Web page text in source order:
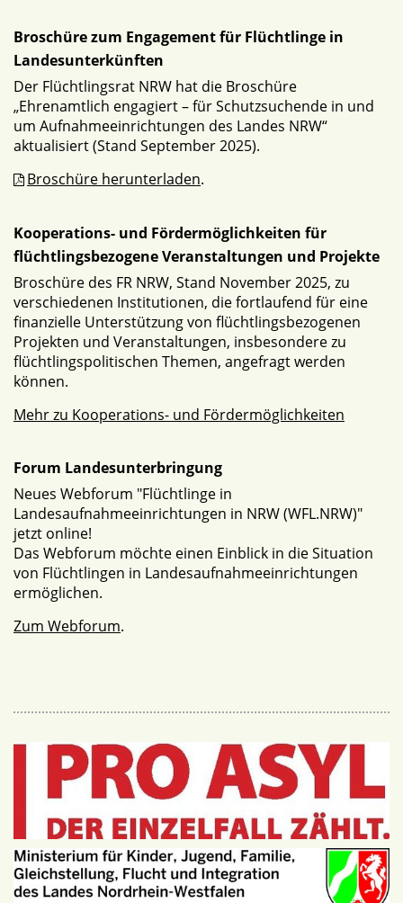
Broschüre zum Engagement für Flüchtlinge in
Landesunterkünften
Der Flüchtlingsrat NRW hat die Broschüre
„Ehrenamtlich engagiert – für Schutzsuchende in und
um Aufnahmeeinrichtungen des Landes NRW“
aktualisiert (Stand September 2025).
Broschüre herunterladen.
Kooperations- und Fördermöglichkeiten für
flüchtlingsbezogene Veranstaltungen und Projekte
Broschüre des FR NRW, Stand November 2025, zu
verschiedenen Institutionen, die fortlaufend für eine
finanzielle Unterstützung von flüchtlingsbezogenen
Projekten und Veranstaltungen, insbesondere zu
flüchtlingspolitischen Themen, angefragt werden
können.
Mehr zu Kooperations- und Fördermöglichkeiten
Forum Landesunterbringung
Neues Webforum "Flüchtlinge in
Landesaufnahmeeinrichtungen in NRW (WFL.NRW)"
jetzt online!
Das Webforum möchte einen Einblick in die Situation
von Flüchtlingen in Landesaufnahmeeinrichtungen
ermöglichen.
Zum Webforum.